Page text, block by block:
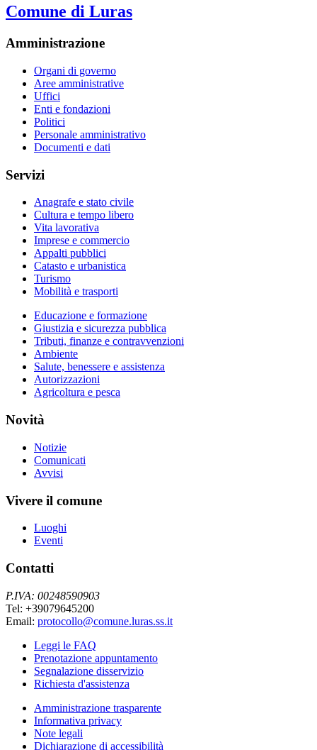
Comune di Luras
Amministrazione
Organi di governo
Aree amministrative
Uffici
Enti e fondazioni
Politici
Personale amministrativo
Documenti e dati
Servizi
Anagrafe e stato civile
Cultura e tempo libero
Vita lavorativa
Imprese e commercio
Appalti pubblici
Catasto e urbanistica
Turismo
Mobilità e trasporti
Educazione e formazione
Giustizia e sicurezza pubblica
Tributi, finanze e contravvenzioni
Ambiente
Salute, benessere e assistenza
Autorizzazioni
Agricoltura e pesca
Novità
Notizie
Comunicati
Avvisi
Vivere il comune
Luoghi
Eventi
Contatti
P.IVA: 00248590903
Tel: +39079645200
Email: protocollo@comune.luras.ss.it
Leggi le FAQ
Prenotazione appuntamento
Segnalazione disservizio
Richiesta d'assistenza
Amministrazione trasparente
Informativa privacy
Note legali
Dichiarazione di accessibilità